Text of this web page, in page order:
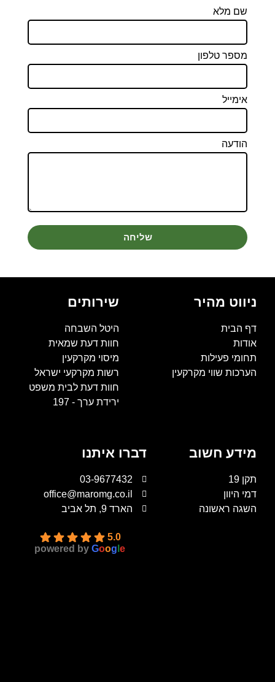
שם מלא
מספר טלפון
אימייל
הודעה
שליחה
ניווט מהיר
דף הבית
אודות
תחומי פעילות
הערכות שווי מקרקעין
שירותים
היטל השבחה
חוות דעת שמאית
מיסוי מקרקעין
רשות מקרקעי ישראל
חוות דעת לבית משפט
ירידת ערך - 197
מידע חשוב
תקן 19
דמי היוון
השגה ראשונה
דברו איתנו
03-9677432
office@maromg.co.il
הארד 9, תל אביב
5.0
powered byGoog le